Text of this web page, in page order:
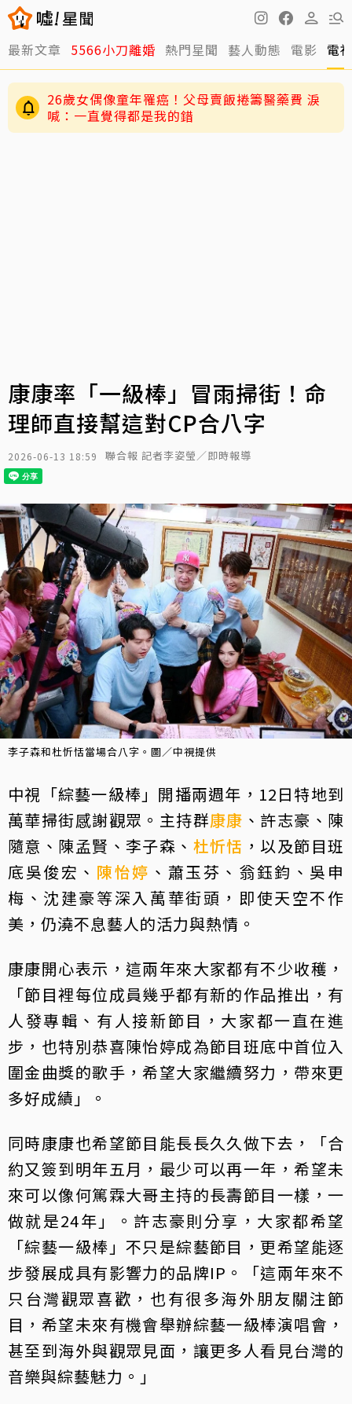
最新文章 5566小刀離婚 熱門星聞 藝人動態 電影 電
26歲女偶像童年罹癌！父母賣飯捲籌醫藥費 淚
喊：一直覺得都是我的錯
康康率「一級棒」冒雨掃街！命
理師直接幫這對CP合八字
2026-06-13 18:59 聯合報 記者李姿瑩／即時報導
李子森和杜忻恬當場合八字。圖／中視提供
中視「綜藝一級棒」開播兩週年，12日特地到
萬華掃街感謝觀眾。主持群康康 、許志豪、陳
隨意、陳孟賢、李子森、 杜忻恬 ，以及節目班
底吳俊宏、 陳怡婷 、蕭玉芬、翁鈺鈞、吳申
梅、沈建豪等深入萬華街頭，即使天空不作
美，仍澆不息藝人的活力與熱情。
康康開心表示，這兩年來大家都有不少收穫，
「節目裡每位成員幾乎都有新的作品推出，有
人發專輯、有人接新節目，大家都一直在進
步，也特別恭喜陳怡婷成為節目班底中首位入
圍金曲獎的歌手，希望大家繼續努力，帶來更
多好成績」。
同時康康也希望節目能長長久久做下去，「合
約又簽到明年五月，最少可以再一年，希望未
來可以像何篤霖大哥主持的長壽節目一樣，一
做就是24年」。許志豪則分享，大家都希望
「綜藝一級棒」不只是綜藝節目，更希望能逐
步發展成具有影響力的品牌IP。「這兩年來不
只台灣觀眾喜歡，也有很多海外朋友關注節
目，希望未來有機會舉辦綜藝一級棒演唱會，
甚至到海外與觀眾見面，讓更多人看見台灣的
音樂與綜藝魅力。」